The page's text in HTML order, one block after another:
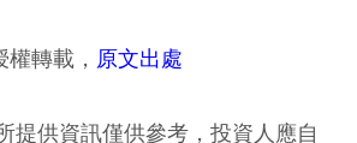
轉載， 原文出處
提供資訊僅供參考，投資人應自